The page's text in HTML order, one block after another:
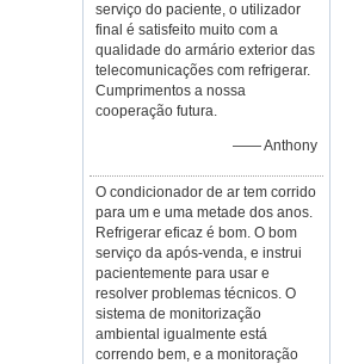
serviço do paciente, o utilizador
final é satisfeito muito com a
qualidade do armário exterior das
telecomunicações com refrigerar.
Cumprimentos a nossa
cooperação futura.
—— Anthony
O condicionador de ar tem corrido
para um e uma metade dos anos.
Refrigerar eficaz é bom. O bom
serviço da após-venda, e instrui
pacientemente para usar e
resolver problemas técnicos. O
sistema de monitorização
ambiental igualmente está
correndo bem, e a monitoração